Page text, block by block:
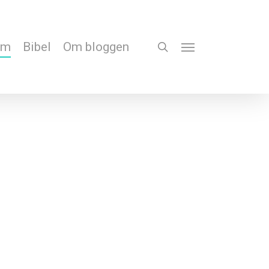
Bibel Om bloggen search
Menu